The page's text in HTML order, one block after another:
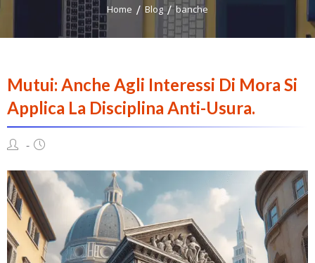
Home Blog banche
Mutui: Anche Agli Interessi Di Mora Si
Applica La Disciplina Anti-Usura.